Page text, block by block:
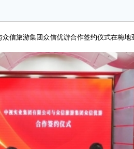
信旅游集团众信优游合作签约仪式在梅地